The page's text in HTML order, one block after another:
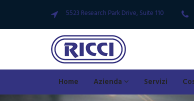
5523 Research Park Drive, Suite 110
Home Azienda Servizi